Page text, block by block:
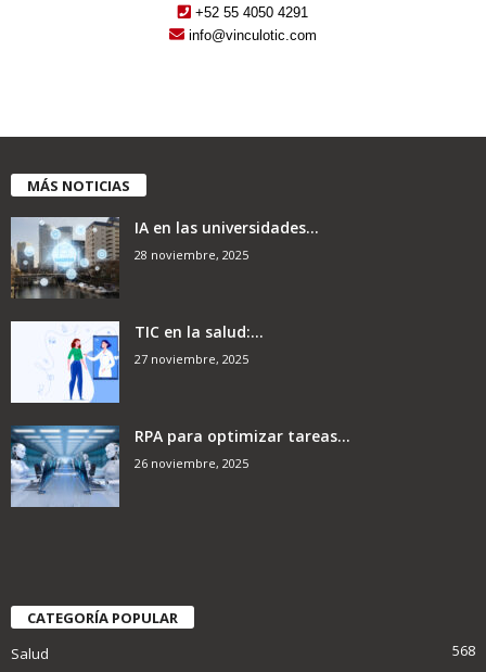
+52 55 4050 4291
info@vinculotic.com
MÁS NOTICIAS
IA en las universidades...
28 noviembre, 2025
TIC en la salud:...
27 noviembre, 2025
RPA para optimizar tareas...
26 noviembre, 2025
CATEGORÍA POPULAR
Salud
568